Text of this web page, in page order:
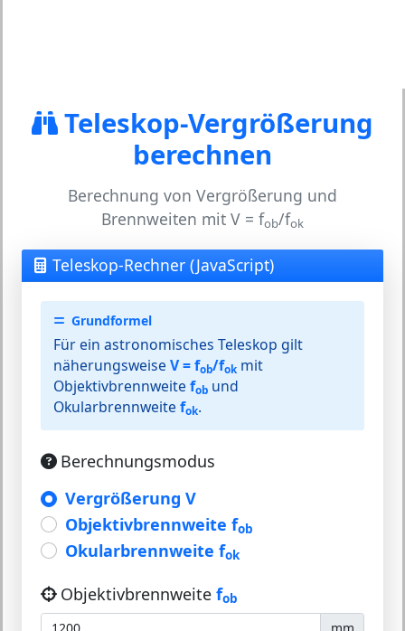
Teleskop-Vergrößerung
berechnen
Berechnung von Vergrößerung und
Brennweiten mit V = fob/fok
Teleskop-Rechner (JavaScript)
Grundformel
Für ein astronomisches Teleskop gilt
näherungsweise V = fob/fok mit
Objektivbrennweite fob und
Okularbrennweite fok.
Berechnungsmodus
Vergrößerung V
Objektivbrennweite fob
Okularbrennweite fok
Objektivbrennweite fob